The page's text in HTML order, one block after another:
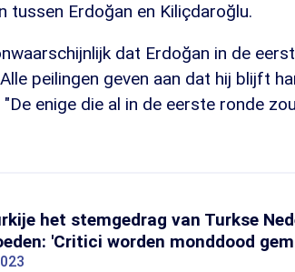
tussen Erdoğan en Kiliçdaroğlu.
dat Erdoğan in de
peilingen geven aan dat hij blijft
enige die al in de eerste ronde
het stemgedrag van Turkse
'Critici worden monddood